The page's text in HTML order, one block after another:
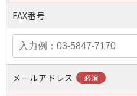
FAX番号
メールアドレス